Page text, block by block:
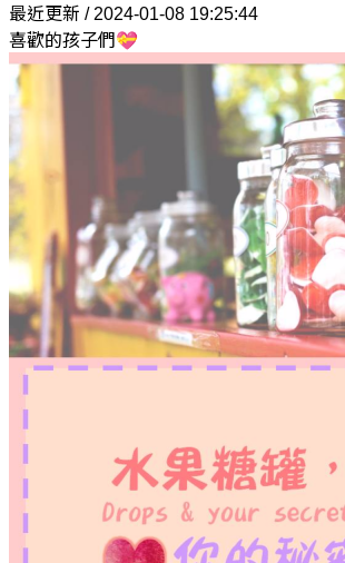
最近更新 / 2024-01-08 19:25:44
喜歡的孩子們💝